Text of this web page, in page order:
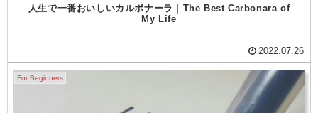
人生で一番おいしいカルボナーラ | The Best Carbonara of
My Life
2022.07.26
For Beginners